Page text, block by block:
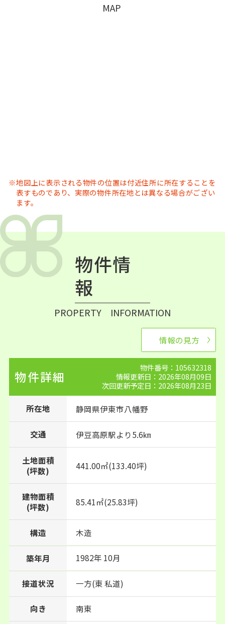
MAP
地図上に表示される物件の位置は付近住所に所在することを
表すものであり、実際の物件所在地とは異なる場合がござい
ます。
物件情
報
PROPERTY INFORMATION
情報の見方
物件詳細
物件番号：105632318
情報更新日：2026年08月09日
次回更新予定日：2026年08月23日
所在地 静岡県伊東市八幡野
交通 伊豆高原駅より5.6㎞
土地面積
(坪数)
441.00㎡(133.40坪)
建物面積
(坪数)
85.41㎡(25.83坪)
構造 木造
築年月 1982年 10月
接道状況 一方(東 私道)
向き 南東